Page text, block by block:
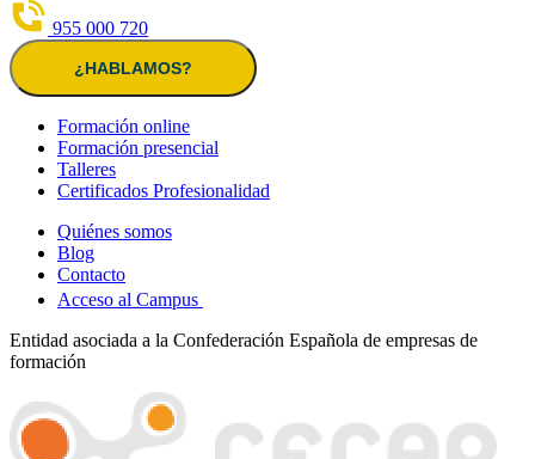
955 000 720
¿HABLAMOS?
Formación online
Formación presencial
Talleres
Certificados Profesionalidad
Quiénes somos
Blog
Contacto
Acceso al Campus
Entidad asociada a la Confederación Española de empresas de
formación